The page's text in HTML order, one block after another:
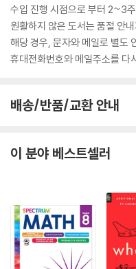
수입 진행 시점으로 부터 2~3
원활하지 않은 도서는 품절 안
해당 경우, 문자와 메일로 별도
휴대전화번호와 메일주소를 다
배송/반품/교환 안내
이 분야 베스트셀러